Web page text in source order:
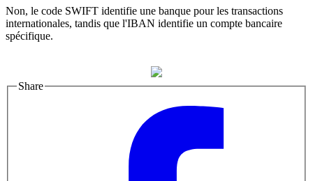
Non, le code SWIFT identifie une banque pour les transactions
internationales, tandis que l'IBAN identifie un compte bancaire
spécifique.
Share